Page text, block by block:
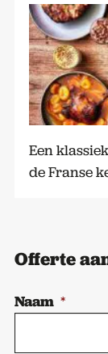
Een
de Franse
Offerte
Naam *